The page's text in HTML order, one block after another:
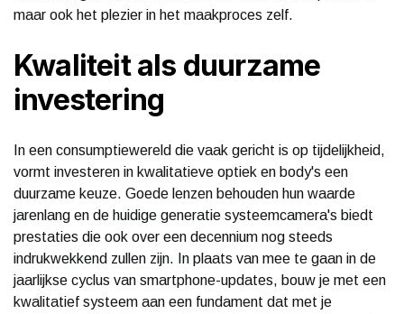
maar ook het plezier in het maakproces zelf.
Kwaliteit als duurzame
investering
In een consumptiewereld die vaak gericht is op tijdelijkheid,
vormt investeren in kwalitatieve optiek en body's een
duurzame keuze. Goede lenzen behouden hun waarde
jarenlang en de huidige generatie systeemcamera's biedt
prestaties die ook over een decennium nog steeds
indrukwekkend zullen zijn. In plaats van mee te gaan in de
jaarlijkse cyclus van smartphone-updates, bouw je met een
kwalitatief systeem aan een fundament dat met je